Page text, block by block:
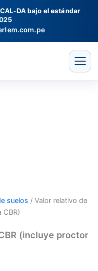
DA bajo el estándar
suelos / Valor relativo de
CBR)
(incluye proctor